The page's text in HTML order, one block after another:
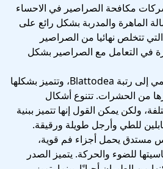
مكافحة الصراصير في الاحساء
الماهرة والمدربة بشكل رائع على
تتخلص نهائيا من الصراصير
في التعامل مع الصراصير بشكل
الصراصير هي حشرات تنتمي إلى رتبة Blattodea، وتتميز بشكلها
من الحشرات. تتنوع أشكال
ولكن يمكن القول إنها تتميز ببنية
للطي وأرجل طويلة ورقيقة.
مستدق يحمل أجزاء فم قوية،
للضوء والحركة. يتميز الصدر